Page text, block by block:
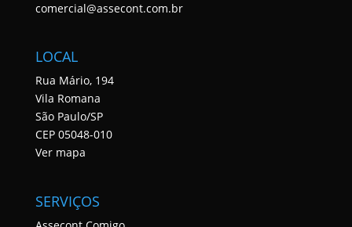
comercial@assecont.com.br
LOCAL
Rua Mário, 194
Vila Romana
São Paulo/SP
CEP 05048-010
Ver mapa
SERVIÇOS